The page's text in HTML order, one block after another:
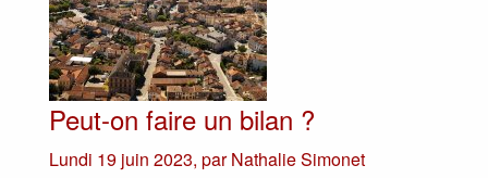
Peut-on faire un bilan ?
Lundi 19 juin 2023, parNathalie Simonet